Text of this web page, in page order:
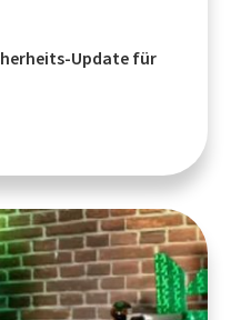
Update für